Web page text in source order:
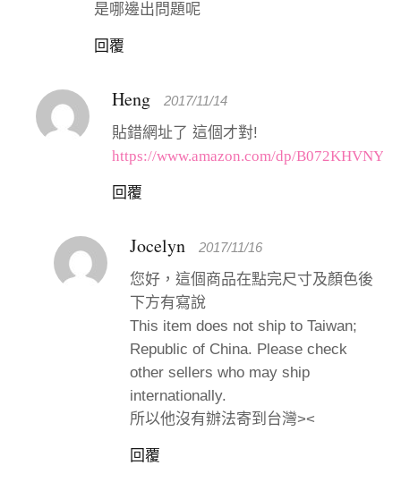
是哪邊出問題呢
回覆
Heng 2017/11/14
貼錯網址了 這個才對!
https://www.amazon.com/dp/
回覆
Jocelyn 2017/11/16
您好，這個商品在點完尺寸及顏色後
下方有寫說
This item does not ship to Taiwan;
Republic of China. Please check
other sellers who may ship
internationally.
所以他沒有辦法寄到台灣><
回覆